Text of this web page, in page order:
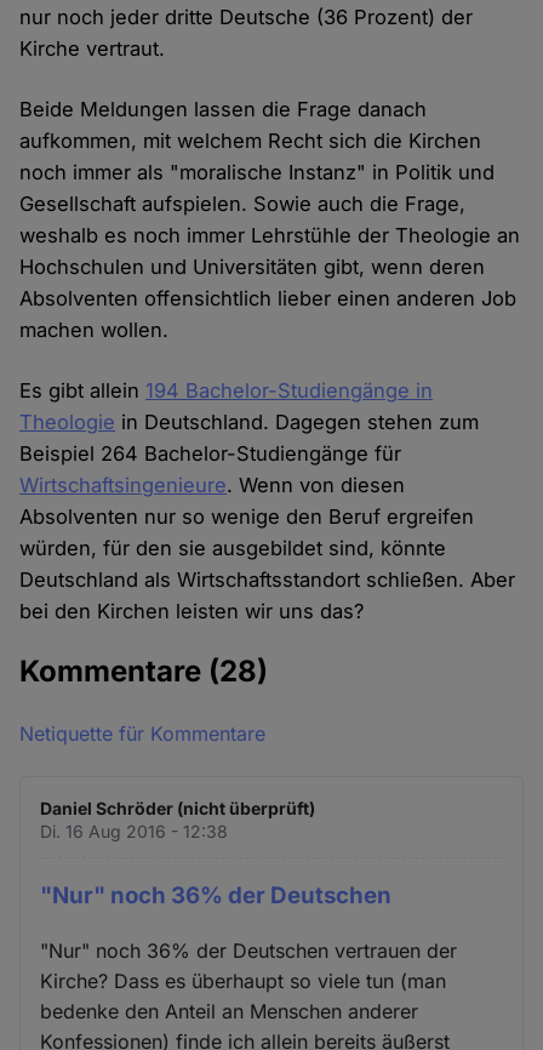
nur noch jeder dritte Deutsche (36 Prozent) der
Kirche vertraut.
Beide Meldungen lassen die Frage danach
aufkommen, mit welchem Recht sich die Kirchen
noch immer als "moralische Instanz" in Politik und
Gesellschaft aufspielen. Sowie auch die Frage,
weshalb es noch immer Lehrstühle der Theologie an
Hochschulen und Universitäten gibt, wenn deren
Absolventen offensichtlich lieber einen anderen Job
machen wollen.
Es gibt allein 194 Bachelor-Studiengänge in
Theologie in Deutschland. Dagegen stehen zum
Beispiel 264 Bachelor-Studiengänge für
Wirtschaftsingenieure. Wenn von diesen
Absolventen nur so wenige den Beruf ergreifen
würden, für den sie ausgebildet sind, könnte
Deutschland als Wirtschaftsstandort schließen. Aber
bei den Kirchen leisten wir uns das?
Kommentare (28)
Netiquette für Kommentare
Daniel Schröder (nicht überprüft)
Di. 16 Aug 2016 - 12:38
"Nur" noch 36% der Deutschen
"Nur" noch 36% der Deutschen vertrauen der
Kirche? Dass es überhaupt so viele tun (man
bedenke den Anteil an Menschen anderer
Konfessionen) finde ich allein bereits äußerst